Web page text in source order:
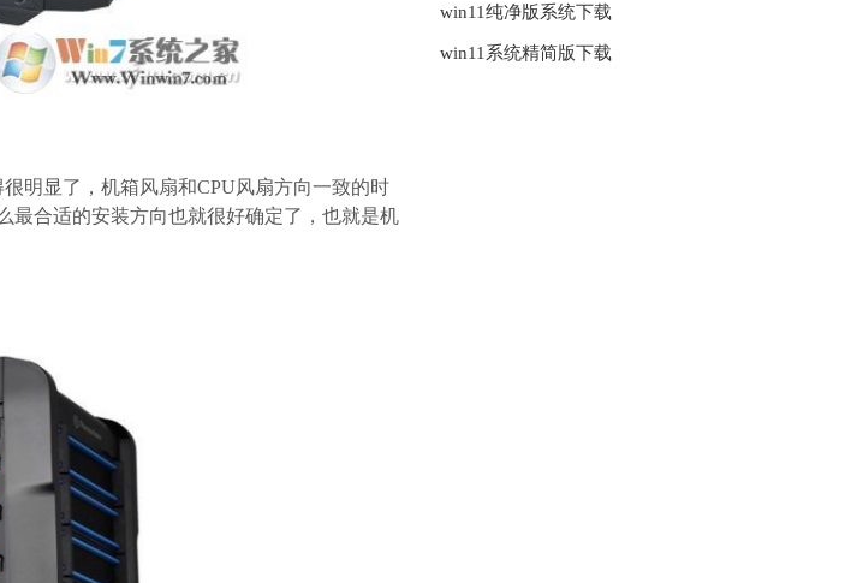
明显了，机箱风扇和CPU风扇方向一致的时
最合适的安装方向也就很好确定了，也就是机
win11纯净版系统下载
win11系统精简版下载